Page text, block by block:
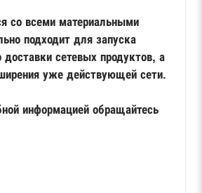
со всеми материальными
подходит для запуска
доставки сетевых продуктов, а
уже действующей сети.
информацией обращайтесь